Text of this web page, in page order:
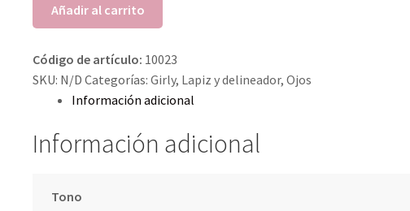
Girly
Añadir al carrito
Código de artículo: 10023
SKU: N/D Categorías: Girly, Lapiz y delineador, Ojos
Información adicional
Información adicional
Tono